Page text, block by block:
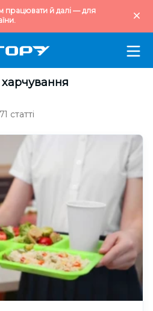
працювати й далі — для
статті